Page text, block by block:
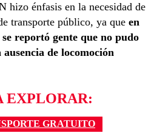
hizo énfasis en la necesidad de
transporte público, ya que en
reportó gente que no pudo
de locomoción
EXPLORAR:
GRATUITO